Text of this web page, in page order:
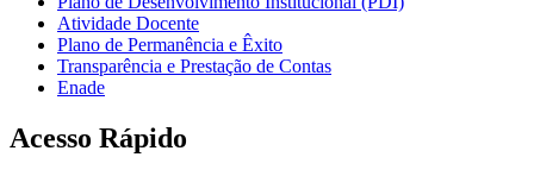
Atividade Docente
Plano de Permanência e Êxito
Transparência e Prestação de Contas
Enade
Acesso Rápido